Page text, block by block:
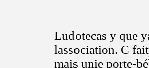
Ludotecas y que
lassociation. C
mais unie porte-